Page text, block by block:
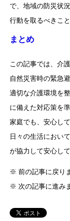
で、地域の防災状
行動を取るべきこ
まとめ
この記事では、介
自然災害時の緊急
適切な介護環境を
に備えた対応策を
家庭でも、安心し
日々の生活におい
が協力して安心し
※ 前の記事に戻り
※ 次の記事に進み